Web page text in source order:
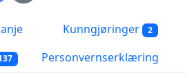
Kunngjøringer 2
Personvernserklæring